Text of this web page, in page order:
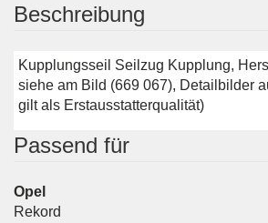
Beschreibung
Kupplungsseil Seilzug Kupplung,
siehe am Bild (669 067), Detailbilder
gilt als Erstausstatterqualität)
Passend für
Opel
Rekord